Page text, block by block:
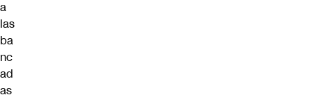
a
las
ba
nc
ad
as